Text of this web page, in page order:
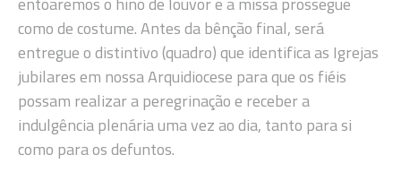
como de costume. Antes da bênção final, será
entregue o distintivo (quadro) que identifica as Igrejas
jubilares em nossa Arquidiocese para que os fiéis
possam realizar a peregrinação e receber a
indulgência plenária uma vez ao dia, tanto para si
como para os defuntos.